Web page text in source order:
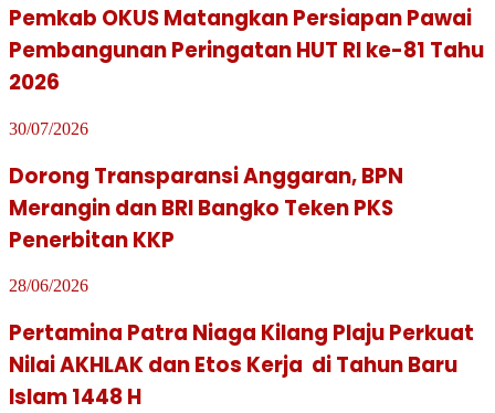
Pemkab OKUS Matangkan Persiapan Pawai
Pembangunan Peringatan HUT RI ke-81 Tahu
2026
30/07/2026
Dorong Transparansi Anggaran, BPN
Merangin dan BRI Bangko Teken PKS
Penerbitan KKP
28/06/2026
Pertamina Patra Niaga Kilang Plaju Perkuat
Nilai AKHLAK dan Etos Kerja di Tahun Baru
Islam 1448 H